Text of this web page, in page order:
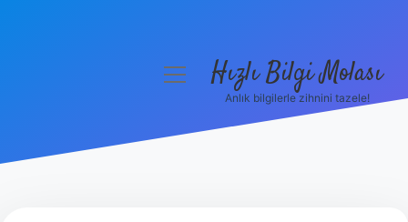
menüyüHızlı Bilgi Molası
Anlık bilgilerle zihnini tazele!